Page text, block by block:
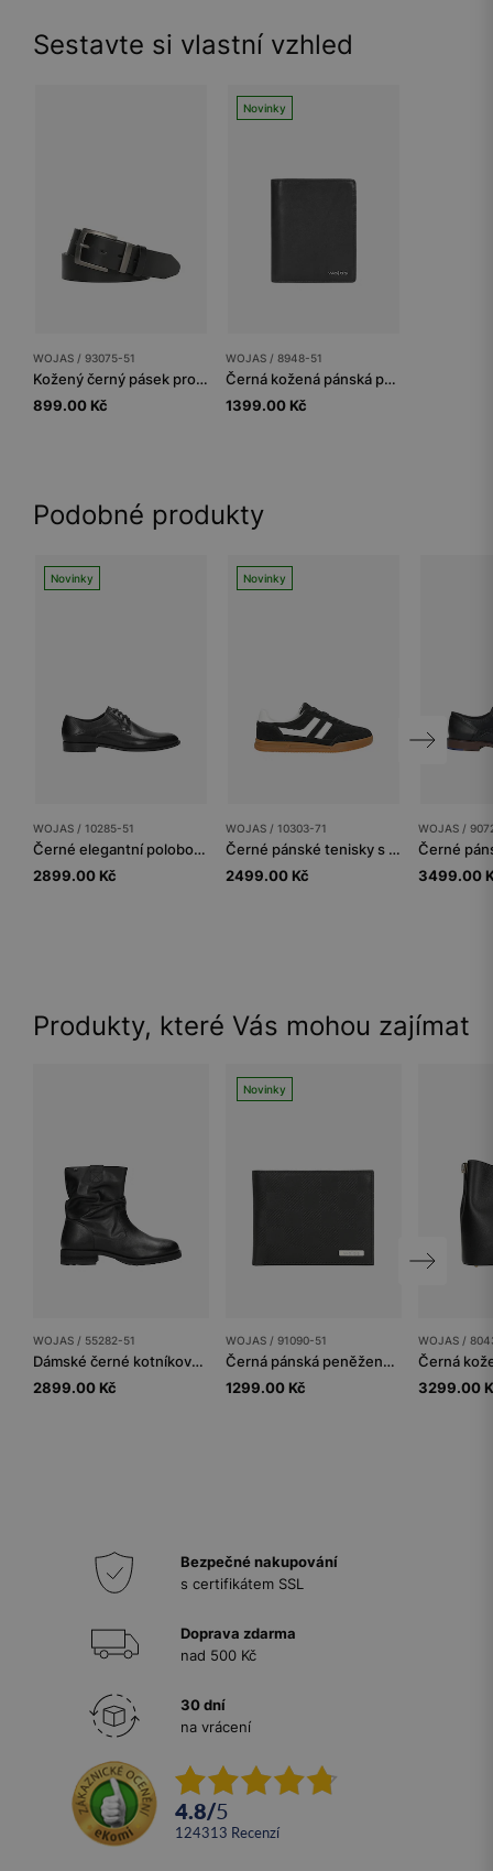
Sestavte si vlastní vzhled
WOJAS / 93075-51
Kožený černý pásek pro muže
899.00 Kč
Novinky
WOJAS / 8948-51
Černá kožená pánská peněženka
1399.00 Kč
Podobné produkty
Novinky
WOJAS / 10285-51
Černé elegantní polobotky pánské z lícové kůže
2899.00 Kč
Novinky
WOJAS / 10303-71
Černé pánské tenisky s kontrastními vsadkami
2499.00 Kč
WOJAS /
3499.00
Produkty, které Vás mohou zajímat
WOJAS / 55282-51
Dámské černé kotníkové boty s řaseným svrškem
2899.00 Kč
Novinky
WOJAS / 91090-51
Černá pánská peněženka s jemným vzorem
1299.00 Kč
WOJAS /
3299.00
Bezpečné nakupování
s certifikátem SSL
Doprava zdarma
nad 500 Kč
30 dní
na vrácení
4.8/5
124313 recenzí